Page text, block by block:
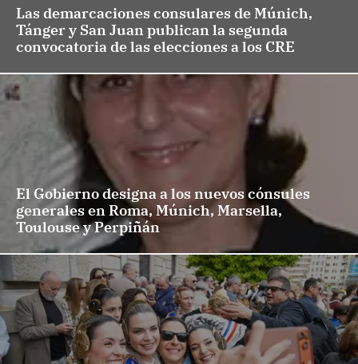
Las demarcaciones consulares de Múnich,
Tánger y San Juan publican la segunda
convocatoria de las elecciones a los CRE
El Gobierno designa a los nuevos cónsules
generales en Roma, Múnich, Marsella,
Toulouse y Perpiñán